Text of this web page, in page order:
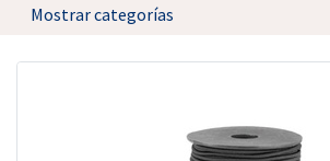
Mostrar categorías